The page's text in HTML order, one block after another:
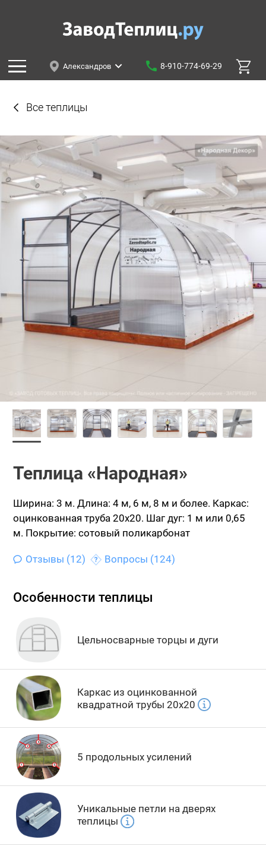
Александров 8-910-774-69-29
Все теплицы
Теплица «Народная»
Ширина: 3 м. Длина: 4 м, 6 м, 8 м и более. Каркас:
оцинкованная труба 20х20. Шаг дуг: 1 м или 0,65
м. Покрытие: сотовый поликарбонат
Отзывы (12) Вопросы (124)
Особенности теплицы
Цельносварные торцы и дуги
Каркас из оцинкованной
квадратной трубы 20х20
5 продольных усилений
Уникальные петли на дверях
теплицы